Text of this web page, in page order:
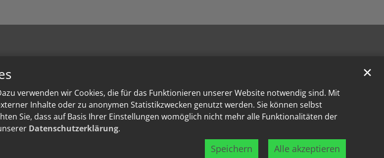
verwenden wir Cookies, die für das Funktionieren unserer Website notwendig sind. Mit
Inhalte oder zu anonymen Statistikzwecken genutzt werden. Sie können selbst
Sie, dass auf Basis Ihrer Einstellungen womöglich nicht mehr alle Funktionalitäten der
Datenschutzerklärung.
Speichern Alle akzeptieren
✕